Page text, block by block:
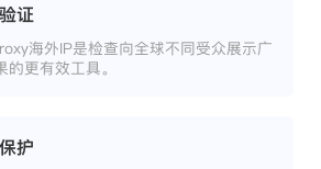
证
海外IP是检查向全球不同受众展示广
的更有效工具。
护